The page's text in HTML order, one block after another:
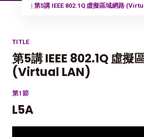
第5講 IEEE 802.1Q 虛擬區域網路
TITLE
第5講 IEEE 802.1Q 虛擬
(Virtual LAN)
第1節
L5A